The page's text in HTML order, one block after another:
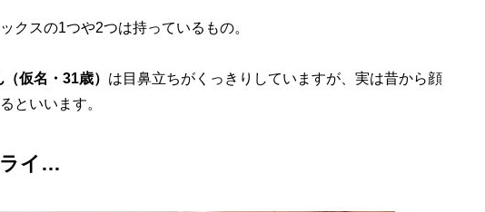
クスの1つや2つは持っているもの。
仮名・31歳） は目鼻立ちがくっきりしていますが、実は昔から顔
といいます。
ライ…